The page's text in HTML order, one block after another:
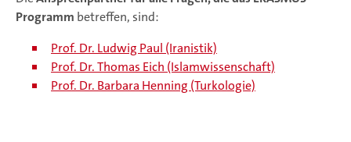
Programm betreffen, sind:
Prof. Dr. Ludwig Paul (Iranistik)
Prof. Dr. Thomas Eich (Islamwissenschaft)
Prof. Dr. Barbara Henning (Turkologie)